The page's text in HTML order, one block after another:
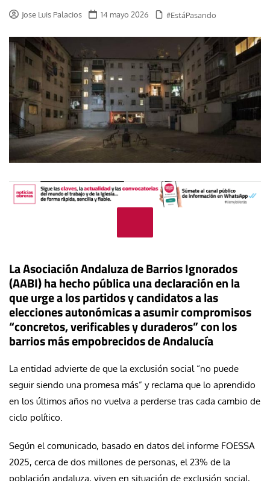
Jose Luis Palacios 14 mayo 2026 #EstáPasando
La Asociación Andaluza de Barrios Ignorados
(AABI) ha hecho pública una declaración en la
que urge a los partidos y candidatos a las
elecciones autonómicas a asumir compromisos
“concretos, verificables y duraderos” con los
barrios más empobrecidos de Andalucía
La entidad advierte de que la exclusión social “no puede
seguir siendo una promesa más” y reclama que lo aprendido
en los últimos años no vuelva a perderse tras cada cambio de
ciclo político.
Según el comunicado, basado en datos del informe FOESSA
2025, cerca de dos millones de personas, el 23% de la
población andaluza, viven en situación de exclusión social,